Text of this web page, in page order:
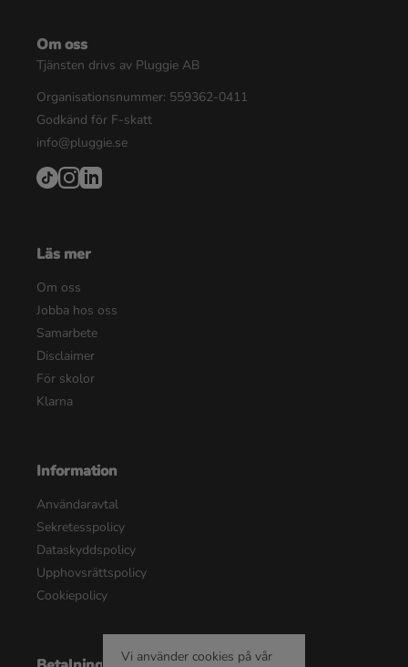
Om oss
Tjänsten drivs av Pluggie AB
Organisationsnummer: 559362-0411
Godkänd för F-skatt
info@pluggie.se
Läs mer
Om oss
Jobba hos oss
Samarbete
Disclaimer
För skolor
Klarna
Information
Användaravtal
Sekretesspolicy
Dataskyddspolicy
Upphovsrättspolicy
Cookiepolicy
Vi använder cookies på vår